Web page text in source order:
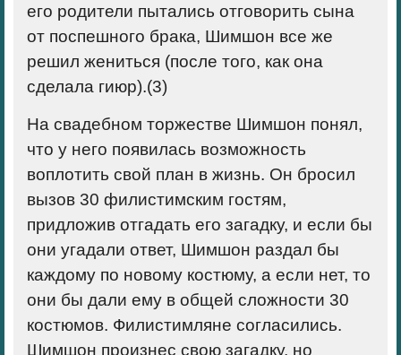
его родители пытались отговорить сына
от поспешного брака, Шимшон все же
решил жениться (после того, как она
сделала гиюр).(3)
На свадебном торжестве Шимшон понял,
что у него появилась возможность
воплотить свой план в жизнь. Он бросил
вызов 30 филистимским гостям,
придложив отгадать его загадку, и если бы
они угадали ответ, Шимшон раздал бы
каждому по новому костюму, а если нет, то
они бы дали ему в общей сложности 30
костюмов. Филистимляне согласились.
Шимшон произнес свою загадку, но